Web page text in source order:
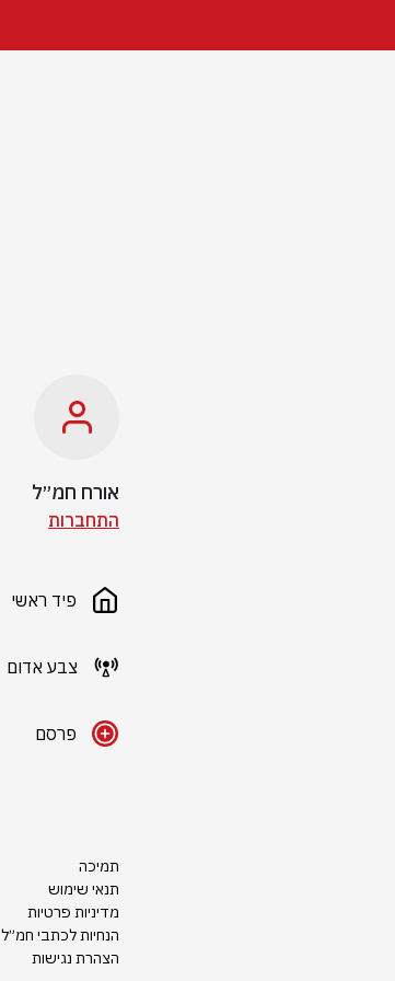
אורח חמ״ל
התחברות
פיד ראשי
צבע אדום
פרסם
תמיכה
תנאי שימוש
מדיניות פרטיות
הנחיות לכתבי חמ״ל
הצהרת נגישות